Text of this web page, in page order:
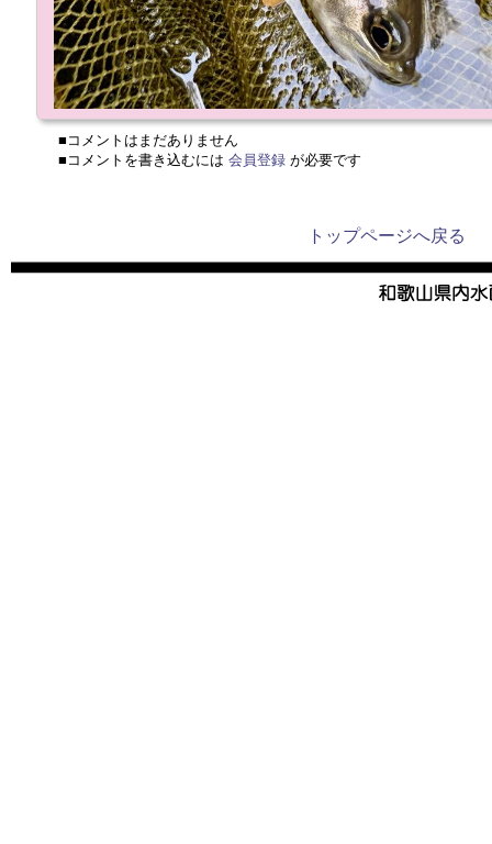
■コメントはまだありません
■コメントを書き込むには 会員登録 が必要です
トップページへ戻る